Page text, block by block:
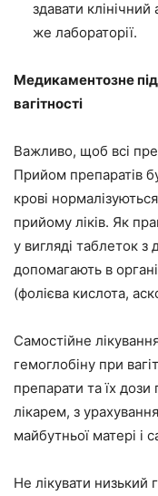
здавати клінічний
же лабораторії.
Медикаментозне
вагітності
Важливо, щоб всі
Прийом препаратів
крові
прийому ліків. Як
у вигляді таблеток
допомагають в
(фолієва кислота,
Самостійне
гемоглобіну при
препарати та їх
лікарем, з
майбутньої матері і
Не лікувати низький